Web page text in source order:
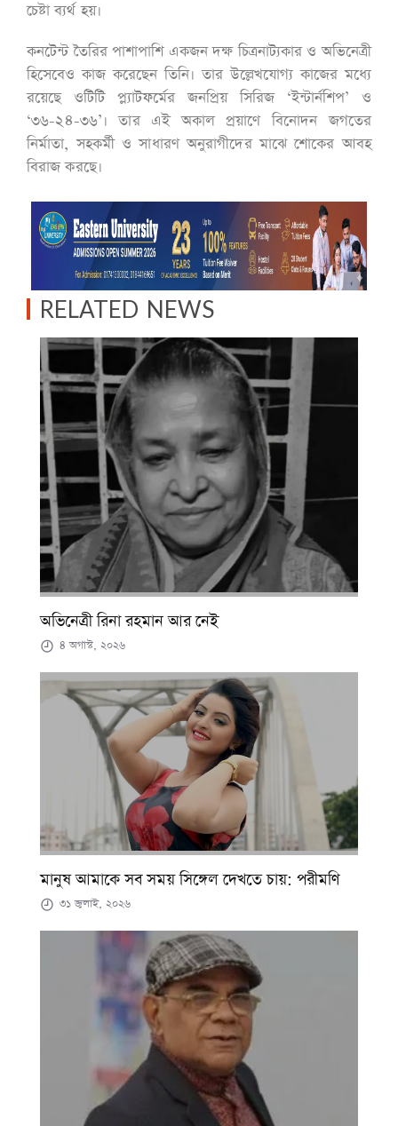
চেষ্টা ব্যর্থ হয়।
কনটেন্ট তৈরির পাশাপাশি একজন দক্ষ চিত্রনাট্যকার ও অভিনেত্রী
হিসেবেও কাজ করেছেন তিনি। তার উল্লেখযোগ্য কাজের মধ্যে
রয়েছে ওটিটি প্ল্যাটফর্মের জনপ্রিয় সিরিজ ‘ইন্টার্নশিপ’ ও
‘৩৬-২৪-৩৬’। তার এই অকাল প্রয়াণে বিনোদন জগতের
নির্মাতা, সহকর্মী ও সাধারণ অনুরাগীদের মাঝে শোকের আবহ
বিরাজ করছে।
RELATED NEWS
অভিনেত্রী রিনা রহমান আর নেই
৪ অগাস্ট, ২০২৬
মানুষ আমাকে সব সময় সিঙ্গেল দেখতে চায়: পরীমণি
৩১ জুলাই, ২০২৬